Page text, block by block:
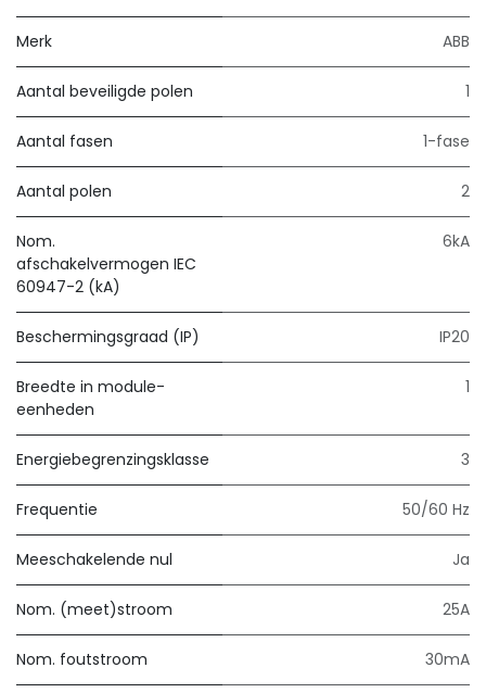
Merk ABB
Aantal beveiligde polen 1
Aantal fasen 1-fase
Aantal polen 2
Nom.
afschakelvermogen IEC
60947-2 (kA)
6kA
Beschermingsgraad (IP) IP20
Breedte in module-
eenheden
1
Energiebegrenzingsklasse 3
Frequentie 50/60 Hz
Meeschakelende nul Ja
Nom. (meet)stroom 25A
Nom. foutstroom 30mA